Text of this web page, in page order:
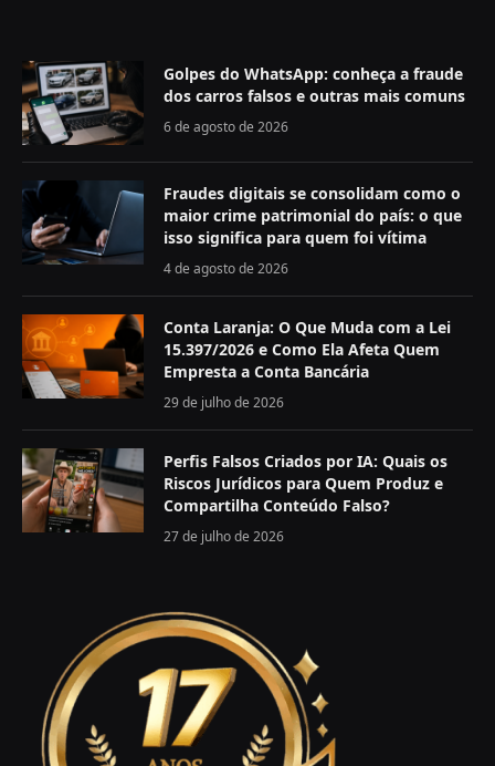
Golpes do WhatsApp: conheça a fraude
dos carros falsos e outras mais comuns
6 de agosto de 2026
Fraudes digitais se consolidam como o
maior crime patrimonial do país: o que
isso significa para quem foi vítima
4 de agosto de 2026
Conta Laranja: O Que Muda com a Lei
15.397/2026 e Como Ela Afeta Quem
Empresta a Conta Bancária
29 de julho de 2026
Perfis Falsos Criados por IA: Quais os
Riscos Jurídicos para Quem Produz e
Compartilha Conteúdo Falso?
27 de julho de 2026